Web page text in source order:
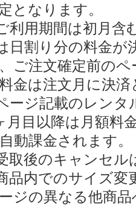
となります。
利用期間は初月含
日割り分の料金が
ご注文確定前の
金は注文月に決
ージ記載のレンタ
月目以降は月額料
動課金されます。
取後のキャンセル
品内でのサイズ
ジの異なる他商